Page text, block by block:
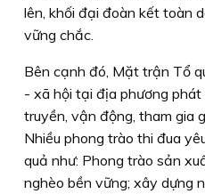
lên, khối đại đoàn kết toàn
vững chắc.
Bên cạnh đó, Mặt trận Tổ
- xã hội tại địa phương
truyền, vận động, tham gia
Nhiều phong trào thi đua
quả như: Phong trào sản
nghèo bền vững; xây dựng